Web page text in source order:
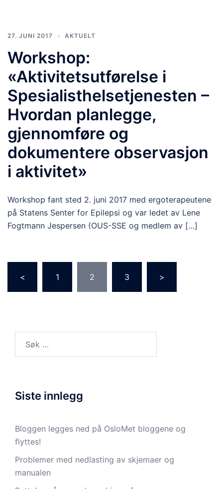
27. JUNI 2017 AKTUELT
Workshop:
«Aktivitetsutførelse i
Spesialisthelsetjenesten –
Hvordan planlegge,
gjennomføre og
dokumentere observasjon
i aktivitet»
Workshop fant sted 2. juni 2017 med ergoterapeutene
på Statens Senter for Epilepsi og var ledet av Lene
Fogtmann Jespersen (OUS-SSE og medlem av […]
< 1 2 3 >
Siste innlegg
Bloggen legges ned på OsloMet bloggene og
flyttes!
Problemer med nedlasting av skjemaer og
manualen